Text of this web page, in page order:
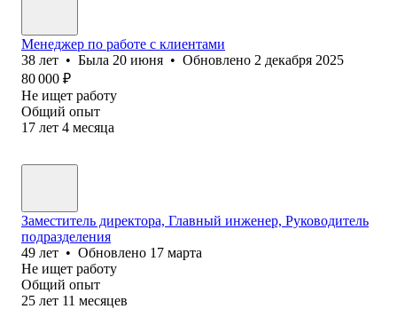
Менеджер по работе с клиентами
38 лет • Была 20 июня • Обновлено 2 декабря 2025
80 000 ₽
Не ищет работу
Общий опыт
17 лет 4 месяца
Заместитель директора, Главный инженер, Руководитель
подразделения
49 лет • Обновлено 17 марта
Не ищет работу
Общий опыт
25 лет 11 месяцев